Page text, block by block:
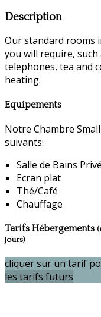
Description
Our standard rooms
you will require,
telephones, tea and
heating.
Equipements
Notre Chambre
suivants:
Salle de Bains
Ecran plat
Thé/Café
Chauffage
Tarifs Hébergements
jours)
cliquer sur un tarif
les tarifs futurs